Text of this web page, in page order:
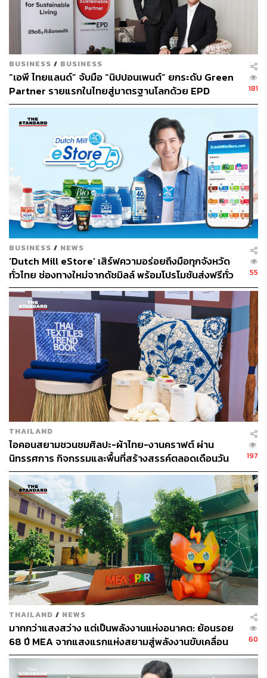
ผ่านการดู จับ และสนุกกับ ‘Found Objects’ สิ่งของธรรมดาที่
เชื่อมโยงกับความรู้สึก
ความทรงจำ และเรื่องราวบางอย่างในชีวิต เพื่อค้นหา Living
Quality ในแบบของคุณเอง
Living Quality Begins Questกิจกรรมสุ่มรับชุดคำถามที่
ชวนให้คุณฟังเสียงตัวเอง เพื่อให้การ ‘เริ่มต้นใหม่’ ไม่ใช่เรื่อง
ไกลตัว แต่สามารถกลับบ้านไปสร้าง Living Quality ในแบบ
ของตัวเองได้ทันที
เข้าร่วมกิจกรรมฟรี จำนวน 11 สิทธิ์ ผู้ได้รับสิทธิ์สามารถพาผู้
ติดตามเข้าร่วมกิจกรรมด้วยได้คนละ 1 ท่าน จำกัดที่นั่ง 22
ท่านเท่านั้น (รวมผู้ติดตามแล้ว)
ลงทะเบียนได้ที่ลิงก์นี้https://forms.gle/TgUr9NiuigELnYA86
📍 พบกันวันที่ 25 มกราคม 2569 ณ สายลม แสงแดด โฮมมี่
สตูดิโอ
ติดตามรายละเอียดเพิ่มเติมได้ที่ THE STANDARD LIFE
TAGS: Workshop Advertorial
THE STANDARD LIFE
AP Thai
AP Living Quality
บริษัท เอพี ไทยแลนด์ จำกัด (มหาชน)
472
ABOUT THE AUTHOR
THE STANDARD LIFE
กองบรรณาธิการ THE STANDARD LIFE
BUSINESS / BUSINESS
“เอพี ไทยแลนด์” จับมือ “นิปปอนเพนต์” ยกระดับ Green
Partner รายแรกในไทยสู่มาตรฐานโลกด้วย EPD
International พร้อมชูแนวคิด Global Standards for
Global Sustainable Living ส่งมอบบ้านคุณภาพ ลด
ผลกระทบต่อสิ่งแวดล้อม พร้อมปั้นนักออกแบบที่ใส่ใจโลก
181
BUSINESS / NEWS
‘Dutch Mill eStore’ เสิร์ฟความอร่อยถึงมือทุกจังหวัด
ทั่วไทย ช่องทางใหม่จากดัชมิลล์ พร้อมโปรโมชันส่งฟรีทั่ว
ประเทศ ส่งไว สั่งก่อนเที่ยง ได้ของวันถัดไป ส่งสินค้าแบบ
เย็นตรงจากโรงงาน [ADVERTORIAL]
55
THAILAND
ไอคอนสยามชวนชมศิลปะ-ผ้าไทย-งานคราฟต์ ผ่าน
นิทรรศการ กิจกรรมและพื้นที่สร้างสรรค์ตลอดเดือนวัน
แม่ [ADVERTORIAL]
197
THAILAND / NEWS
มากกว่าแสงสว่าง แต่เป็นพลังงานแห่งอนาคต: ย้อนรอย
68 ปี MEA จากแสงแรกแห่งสยามสู่พลังงานขับเคลื่อน
เมือง ผ่าน MEA SPARK
60